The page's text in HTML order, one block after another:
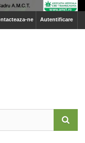
Autentificare
ne